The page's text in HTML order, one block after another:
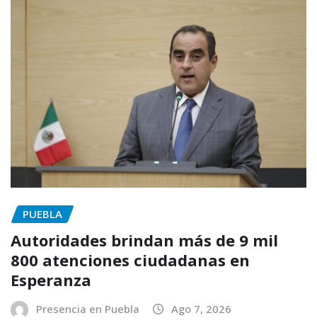
PUEBLA
Autoridades brindan más de 9 mil
800 atenciones ciudadanas en
Esperanza
Presencia en Puebla Ago 7, 2026